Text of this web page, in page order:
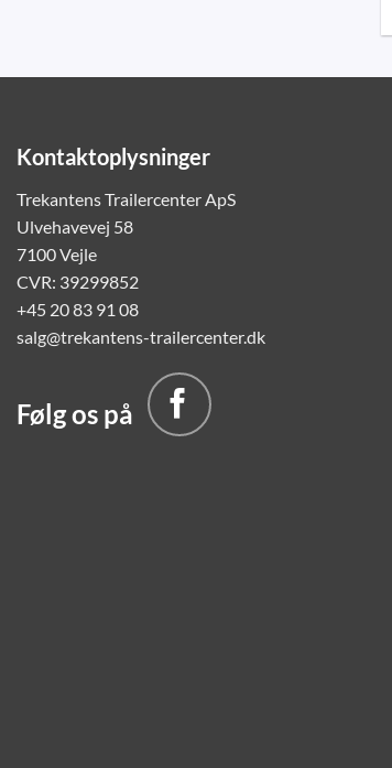
Kontaktoplysninger
Trekantens Trailercenter ApS
Ulvehavevej 58
7100 Vejle
CVR: 39299852
+45 20 83 91 08
salg@trekantens-trailercenter.dk
Følg os på